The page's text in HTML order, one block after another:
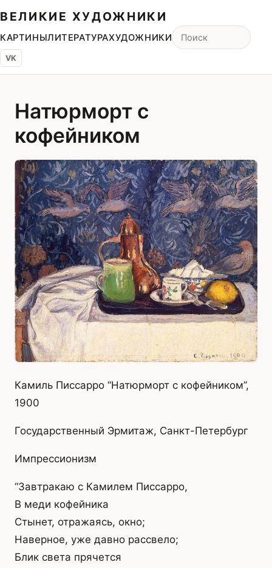
ВЕЛИКИЕ ХУДОЖНИКИ
КАРТИНЫЛИТЕРАТУРАХУДОЖНИКИ
VK
Натюрморт с
кофейником
Камиль Писсарро “Натюрморт с кофейником”,
1900
Государственный Эрмитаж, Санкт-Петербург
Импрессионизм
“Завтракаю с Камилем Писсарро,
В меди кофейника
Стынет, отражаясь, окно;
Наверное, уже давно рассвело;
Блик света прячется